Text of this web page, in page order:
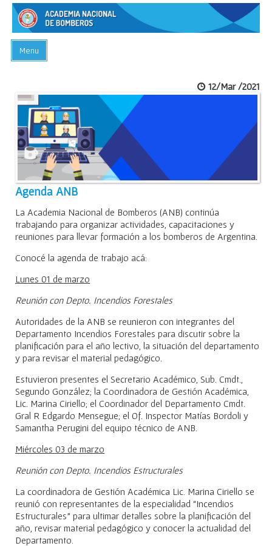
Menu
ACADEMIA
PREGUNTAS FRECUENTES
BIBLIOTECA
EVENTOS
CONTACTO
12/Mar /2021
Agenda ANB
La Academia Nacional de Bomberos (ANB) continúa
trabajando para organizar actividades, capacitaciones y
reuniones para llevar formación a los bomberos de Argentina.
Conocé la agenda de trabajo acá:
Lunes 01 de marzo
Reunión con Depto. Incendios Forestales
Autoridades de la ANB se reunieron con integrantes del
Departamento Incendios Forestales para discutir sobre la
planificación para el año lectivo, la situación del departamento
y para revisar el material pedagógico.
Estuvieron presentes el Secretario Académico, Sub. Cmdt.,
Segundo González; la Coordinadora de Gestión Académica,
Lic. Marina Ciriello; el Coordinador del Departamento Cmdt.
Gral R Edgardo Mensegue; el Of. Inspector Matías Bordoli y
Samantha Perugini del equipo técnico de ANB.
Miércoles 03 de marzo
Reunión con Depto. Incendios Estructurales
La coordinadora de Gestión Académica Lic. Marina Ciriello se
reunió con representantes de la especialidad “Incendios
Estructurales” para ultimar detalles sobre la planificación del
año, revisar material pedagógico y conocer la actualidad del
Departamento.